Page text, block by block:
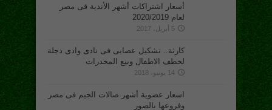
أسعار اشتراكات أشهر الأندية فى مصر
لعام 2020/2019
5 أبريل، 2017
كارثة.. تشكيل عصابى فى نادى وادى دجلة
لخطف الاطفال وبيع المخدرات
14 يونيو، 2018
اسعار عضوية أشهر صالات الجيم فى مصر
وفروعها بالصور